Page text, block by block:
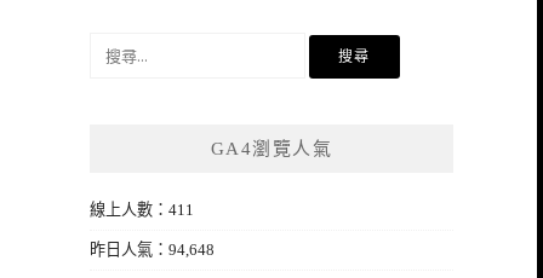
GA4瀏覽人氣
線上人數：411
昨日人氣：94,648